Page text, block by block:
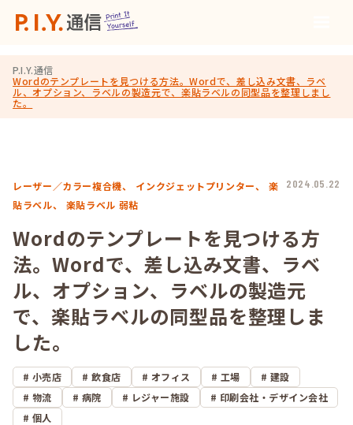
P.I.Y.通信
Wordのテンプレートを見つける方法。Wordで、差し込み文書、ラベ
ル、オプション、ラベルの製造元で、楽貼ラベルの同型品を整理しまし
た。
レーザー／カラー複合機、 インクジェットプリンター、
楽
貼ラベル、
楽貼ラベル 弱粘
2024.05.22
Wordのテンプレートを見つける方
法。Wordで、差し込み文書、ラベ
ル、オプション、ラベルの製造元
で、楽貼ラベルの同型品を整理しま
した。
小売店 飲食店 オフィス 工場
建設
物流
病院 レジャー施設
印刷会社・デザイン会社
個人